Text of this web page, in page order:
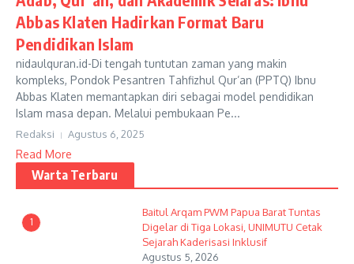
Abbas Klaten Hadirkan Format Baru
Pendidikan Islam
nidaulquran.id-Di tengah tuntutan zaman yang makin
kompleks, Pondok Pesantren Tahfizhul Qur’an (PPTQ) Ibnu
Abbas Klaten memantapkan diri sebagai model pendidikan
Islam masa depan. Melalui pembukaan Pe...
Redaksi Agustus 6, 2025
Read More
Warta Terbaru
1
Baitul Arqam PWM Papua Barat Tuntas
Digelar di Tiga Lokasi, UNIMUTU Cetak
Sejarah Kaderisasi Inklusif
Agustus 5, 2026